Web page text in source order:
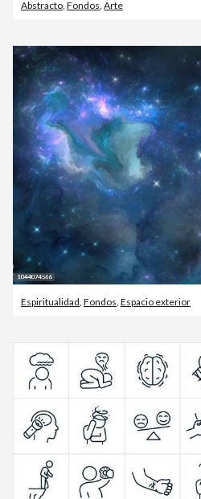
Abstracto, Fondos, Arte
Espiritualidad, Fondos, Espacio exterior